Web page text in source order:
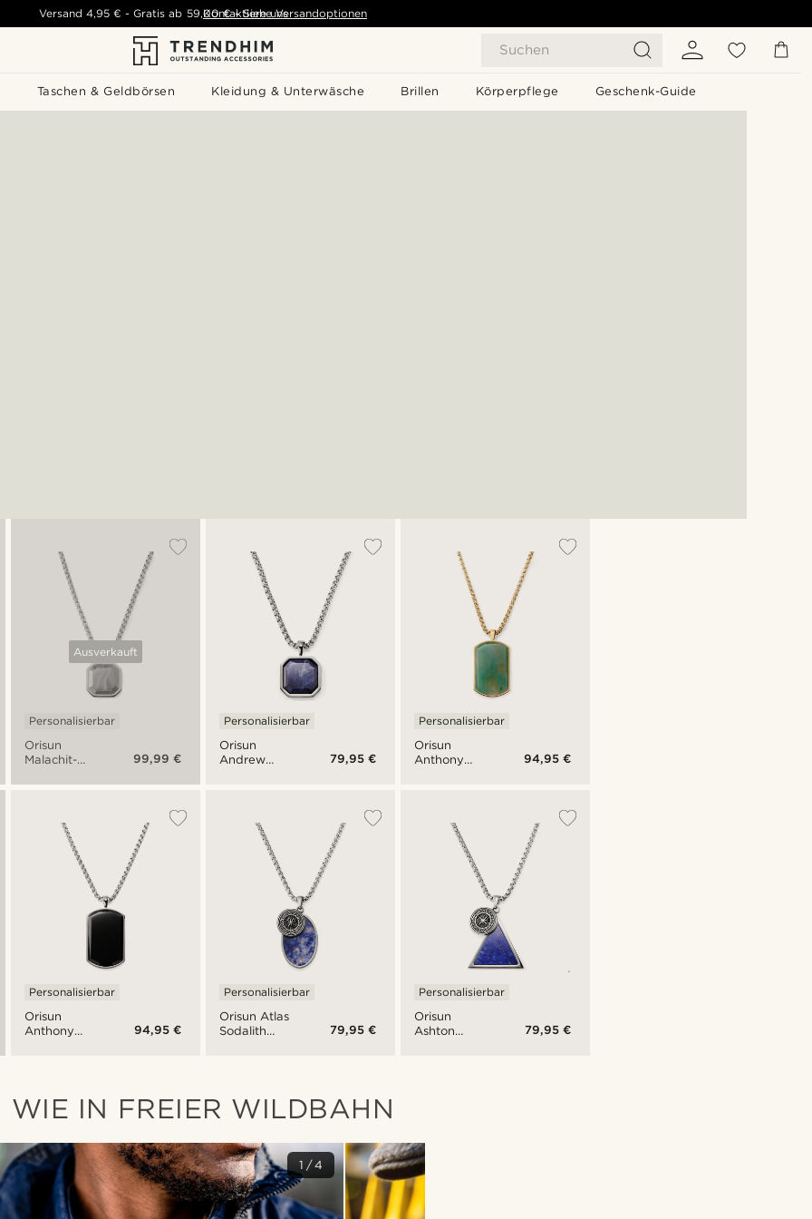
Suchen
Taschen & Geldbörsen Kleidung & Unterwäsche Brillen Körperpflege Geschenk-Guide
Versand 4,95 € -Gratis ab 59,00 € - Siehe Versandoptionen
Kontaktiere uns
Ausverkauft
Orisun
Malachit-
limitierter
Personalisierbar
99,99 €
Orisun
Anthony
Personalisierbar
94,95 €
Orisun
Andrew
Personalisierbar
79,95 €
Orisun Atlas
Sodalith
Personalisierbar
79,95 €
Orisun
Anthony
Personalisierbar
94,95 €
Orisun
Ashton
Personalisierbar
79,95 €
WIE IN FREIER WILDBAHN
1/4